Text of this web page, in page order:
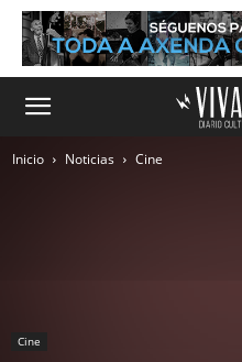
Inicio Noticias Cine
Cine